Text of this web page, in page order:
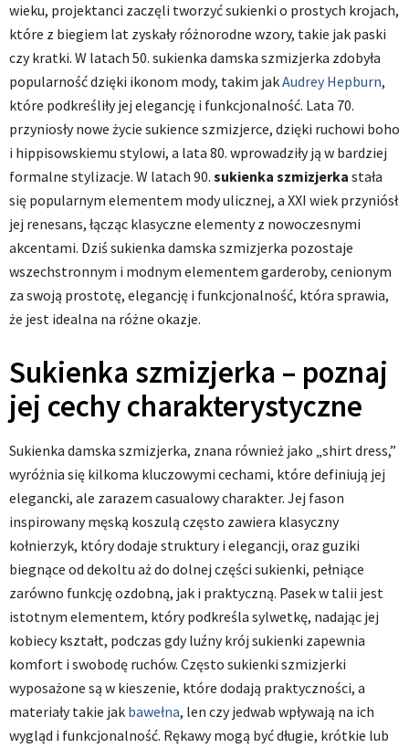
wieku, projektanci zaczęli tworzyć sukienki o prostych krojach,
które z biegiem lat zyskały różnorodne wzory, takie jak paski
czy kratki. W latach 50. sukienka damska szmizjerka zdobyła
popularność dzięki ikonom mody, takim jakAudrey Hepburn,
które podkreśliły jej elegancję i funkcjonalność. Lata 70.
przyniosły nowe życie sukience szmizjerce, dzięki ruchowi boho
i hippisowskiemu stylowi, a lata 80. wprowadziły ją w bardziej
formalne stylizacje. W latach 90. sukienka szmizjerka stała
się popularnym elementem mody ulicznej, a XXI wiek przyniósł
jej renesans, łącząc klasyczne elementy z nowoczesnymi
akcentami. Dziś sukienka damska szmizjerka pozostaje
wszechstronnym i modnym elementem garderoby, cenionym
za swoją prostotę, elegancję i funkcjonalność, która sprawia,
że jest idealna na różne okazje.
Sukienka szmizjerka – poznaj
jej cechy charakterystyczne
Sukienka damska szmizjerka, znana również jako „shirt dress,”
wyróżnia się kilkoma kluczowymi cechami, które definiują jej
elegancki, ale zarazem casualowy charakter. Jej fason
inspirowany męską koszulą często zawiera klasyczny
kołnierzyk, który dodaje struktury i elegancji, oraz guziki
biegnące od dekoltu aż do dolnej części sukienki, pełniące
zarówno funkcję ozdobną, jak i praktyczną. Pasek w talii jest
istotnym elementem, który podkreśla sylwetkę, nadając jej
kobiecy kształt, podczas gdy luźny krój sukienki zapewnia
komfort i swobodę ruchów. Często sukienki szmizjerki
wyposażone są w kieszenie, które dodają praktyczności, a
materiały takie jak bawełna, len czy jedwab wpływają na ich
wygląd i funkcjonalność. Rękawy mogą być długie, krótkie lub